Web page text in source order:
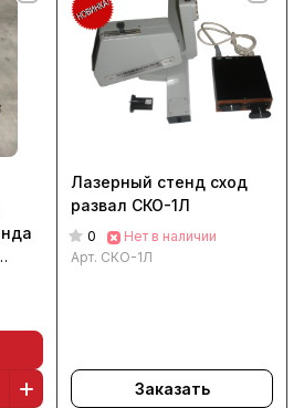
Лазерный стенд сход
развал СКО-1Л
0
Нет в наличии
Арт. СКО-1Л
Заказать